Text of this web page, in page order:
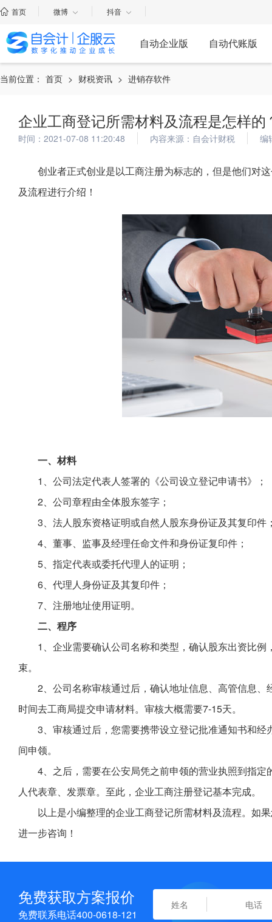
首页 微博 抖音
自动企业版 自动代账版
当前位置： 首页 > 财税资讯 > 进销存软件
企业工商登记所需材料及流程是怎样的
时间：2021-07-08 11:20:48 内容来源：自会计财税 编
创业者正式创业是以工商注册为标志的，但是他们对
及流程进行介绍！
一、材料
1、公司法定代表人签署的《公司设立登记申请书》；
2、公司章程由全体股东签字；
3、法人股东资格证明或自然人股东身份证及其复印件
4、董事、监事及经理任命文件和身份证复印件；
5、指定代表或委托代理人的证明；
6、代理人身份证及其复印件；
7、注册地址使用证明。
二、程序
1、企业需要确认公司名称和类型，确认股东出资比
束。
2、公司名称审核通过后，确认地址信息、高管信息
时间去工商局提交申请材料。审核大概需要7-15天。
3、审核通过后，您需要携带设立登记批准通知书和
间申领。
4、之后，需要在公安局凭之前申领的营业执照到指
人代表章、发票章。至此，企业工商注册登记基本完成。
以上是小编整理的企业工商登记所需材料及流程。如
进一步咨询！
免费获取方案报价
免费联系电话400-0618-121